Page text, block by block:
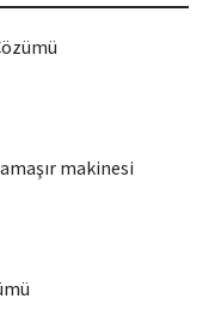
makinesi